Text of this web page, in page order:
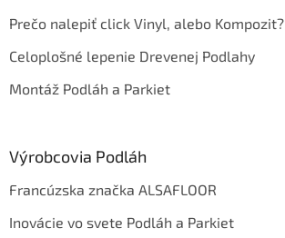
Prečo nalepiť click Vinyl, alebo Kompozit?
Celoplošné lepenie Drevenej Podlahy
Montáž Podláh a Parkiet
Výrobcovia Podláh
Francúzska značka ALSAFLOOR
Inovácie vo svete Podláh a Parkiet